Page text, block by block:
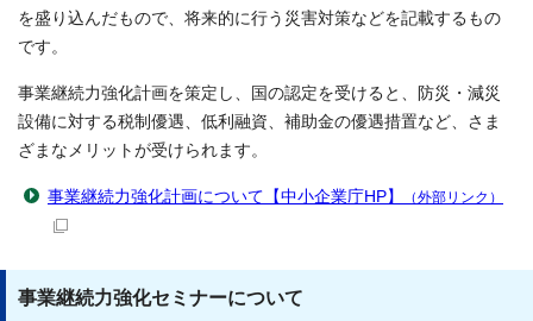
を盛り込んだもので、将来的に行う災害対策などを記載するもの
です。
事業継続力強化計画を策定し、国の認定を受けると、防災・減災
設備に対する税制優遇、低利融資、補助金の優遇措置など、さま
ざまなメリットが受けられます。
事業継続力強化計画について【中小企業庁HP】 （外部リンク）
事業継続力強化セミナーについて